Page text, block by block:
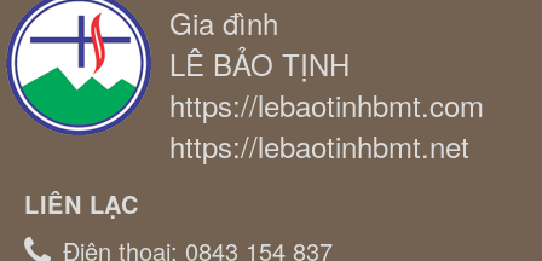
Gia đình
LÊ BẢO TỊNH
https://lebaotinhbmt.com
https://lebaotinhbmt.net
LIÊN LẠC
Điện thoại: 0843 154 837